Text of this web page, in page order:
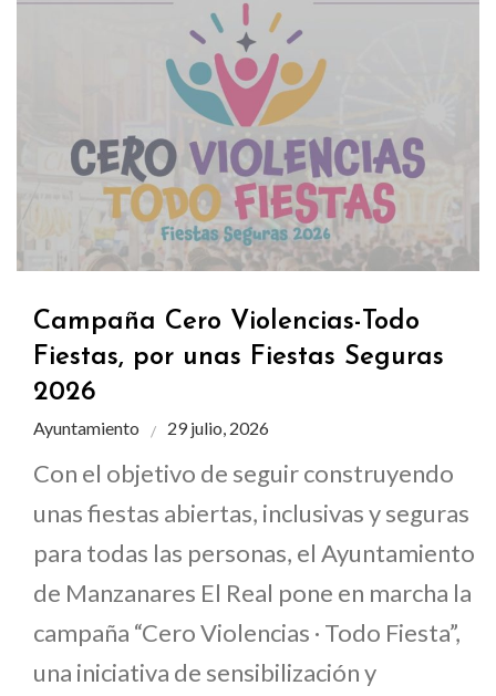
Campaña Cero Violencias-Todo
Fiestas, por unas Fiestas Seguras
2026
Ayuntamiento 29 julio, 2026
Con el objetivo de seguir construyendo
unas fiestas abiertas, inclusivas y seguras
para todas las personas, el Ayuntamiento
de Manzanares El Real pone en marcha la
campaña “Cero Violencias · Todo Fiesta”,
una iniciativa de sensibilización y